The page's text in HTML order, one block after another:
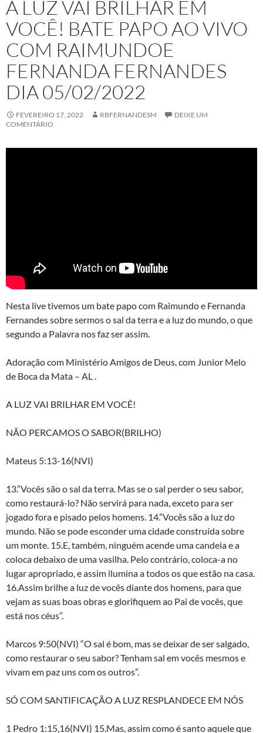
A LUZ VAI BRILHAR EM
VOCÊ! BATE PAPO AO VIVO
COM RAIMUNDOE
FERNANDA FERNANDES
DIA 05/02/2022
FEVEREIRO 17, 2022 RBFERNANDESM
DEIXE UM
COMENTÁRIO
Nesta live tivemos um bate papo com Raimundo e Fernanda
Fernandes sobre sermos o sal da terra e a luz do mundo, o que
segundo a Palavra nos faz ser assim.
Adoração com Ministério Amigos de Deus, com Junior Melo
de Boca da Mata – AL .
A LUZ VAI BRILHAR EM VOCÊ!
NÃO PERCAMOS O SABOR(BRILHO)
Mateus 5:13-16(NVI)
13.”Vocês são o sal da terra. Mas se o sal perder o seu sabor,
como restaurá-lo? Não servirá para nada, exceto para ser
jogado fora e pisado pelos homens. 14.”Vocês são a luz do
mundo. Não se pode esconder uma cidade construída sobre
um monte. 15.E, também, ninguém acende uma candeia e a
coloca debaixo de uma vasilha. Pelo contrário, coloca-a no
lugar apropriado, e assim ilumina a todos os que estão na casa.
16.Assim brilhe a luz de vocês diante dos homens, para que
vejam as suas boas obras e glorifiquem ao Pai de vocês, que
está nos céus”.
Marcos 9:50(NVI) “O sal é bom, mas se deixar de ser salgado,
como restaurar o seu sabor? Tenham sal em vocês mesmos e
vivam em paz uns com os outros”.
SÓ COM SANTIFICAÇÃO A LUZ RESPLANDECE EM NÓS
1 Pedro 1:15,16(NVI) 15.Mas, assim como é santo aquele que